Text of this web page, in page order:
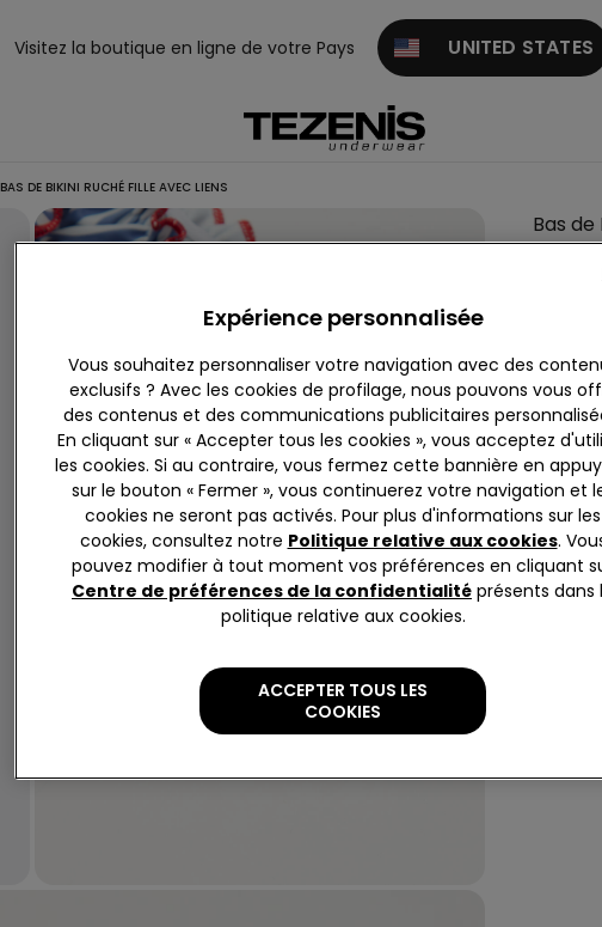
Visitez la boutique en ligne de votre Pays UNITED STATES
BAS DE BIKINI RUCHÉ FILLE AVEC LIENS
Bas de
Nous
ne
Bas de
Expérience personnalisée
Vous souhaitez personnaliser votre navigation avec des
exclusifs ? Avec les cookies de profilage, nous pouvons vous
des contenus et des communications publicitaires
En cliquant sur « Accepter tous les cookies », vous acceptez
les cookies. Si au contraire, vous fermez cette bannière en
sur le bouton « Fermer », vous continuerez votre navigation et
cookies ne seront pas activés. Pour plus d'informations sur les
cookies, consultez notre Politique relative aux cookies.
pouvez modifier à tout moment vos préférences en cliquant
Centre de préférences de la confidentialité présents dans
politique relative aux cookies.
ACCEPTER TOUS LES
COOKIES